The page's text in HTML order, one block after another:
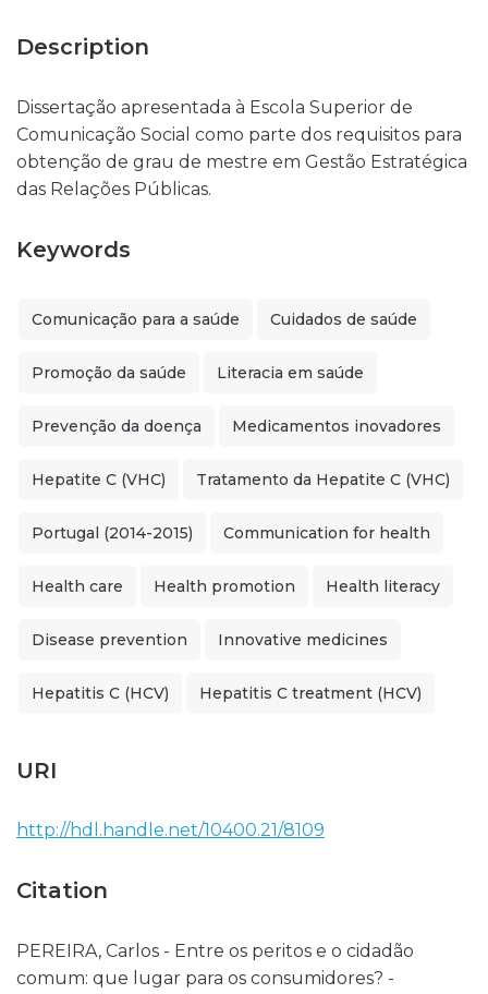
Description
Dissertação apresentada à Escola Superior de
Comunicação Social como parte dos requisitos para
obtenção de grau de mestre em Gestão Estratégica
das Relações Públicas.
Keywords
Comunicação para a saúde Cuidados de saúde
Promoção da saúde Literacia em saúde
Prevenção da doença Medicamentos inovadores
Hepatite C (VHC) Tratamento da Hepatite C (VHC)
Portugal (2014-2015) Communication for health
Health care Health promotion Health literacy
Disease prevention Innovative medicines
Hepatitis C (HCV) Hepatitis C treatment (HCV)
URI
http://hdl.handle.net/10400.21/8109
Citation
PEREIRA, Carlos - Entre os peritos e o cidadão
comum: que lugar para os consumidores? -